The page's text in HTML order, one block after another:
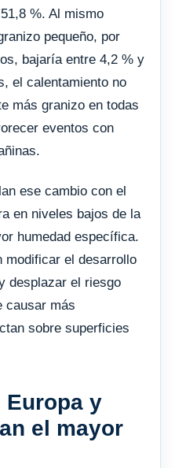
%. Al mismo
pequeño, por
bajaría entre 4,2 % y
el calentamiento no
más granizo en todas
eventos con
ese cambio con el
en niveles bajos de la
humedad específica.
modificar el desarrollo
desplazar el riesgo
causar más
sobre superficies
Europa y
el mayor